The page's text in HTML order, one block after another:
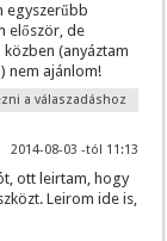
egyszerűbb
először, de
(anyáztam
nem ajánlom!
a válaszadáshoz
2014-08-03 -tól 11:13
ott leirtam, hogy
Leirom ide is,